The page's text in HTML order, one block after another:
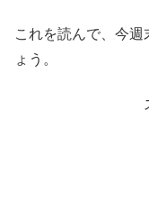
これを読んで、今
ょう。